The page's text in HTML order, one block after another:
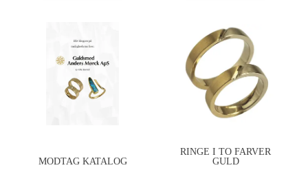
MODTAG KATALOG
RINGE I TO FARVER
GULD